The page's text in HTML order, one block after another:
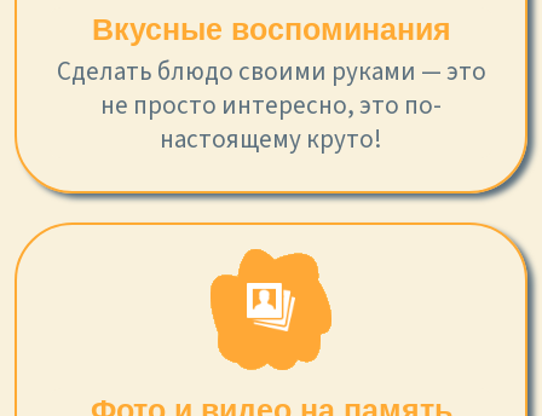
Вкусные воспоминания
Сделать блюдо своими руками — это
не просто интересно, это по-
настоящему круто!